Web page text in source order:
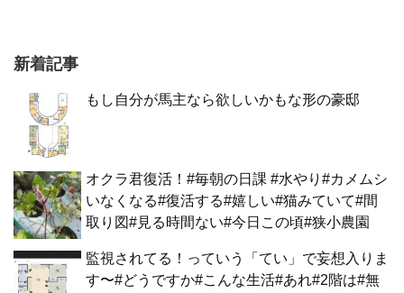
新着記事
もし自分が馬主なら欲しいかもな形の豪邸
オクラ君復活！#毎朝の日課 #水やり#カメムシ
いなくなる#復活する#嬉しい#猫みていて#間
取り図#見る時間ない#今日この頃#狭小農園
監視されてる！っていう「てい」で妄想入りま
す〜#どうですか#こんな生活#あれ#2階は#無